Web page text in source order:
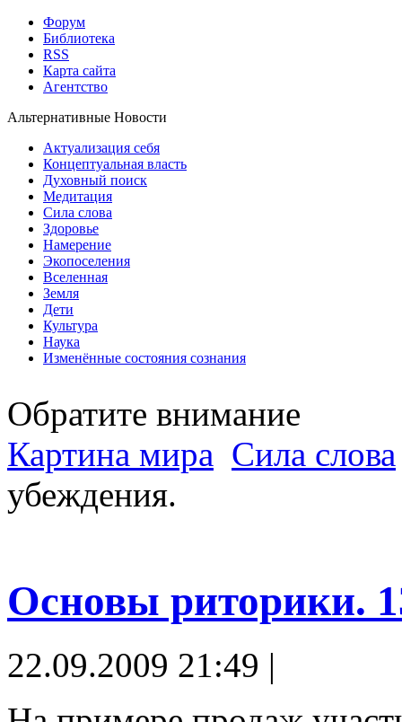
Форум
Библиотека
RSS
Карта сайта
Агентство
Альтернативные Новости
Актуализация себя
Концептуальная власть
Духовный поиск
Медитация
Сила слова
Здоровье
Намерение
Экопоселения
Вселенная
Земля
Дети
Культура
Наука
Изменённые состояния сознания
Обратите внимание
Картина мира Сила слова
убеждения.
Основы риторики.
22.09.2009 21:49 |